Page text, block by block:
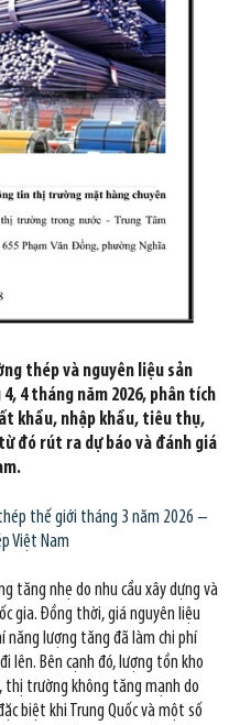
thép và nguyên liệu sản
4 tháng năm 2026, phân tích
khẩu, nhập khẩu, tiêu thụ,
đó rút ra dự báo và đánh giá
thế giới tháng 3 năm 2026 –
Việt Nam
tăng nhẹ do nhu cầu xây dựng và
gia. Đồng thời, giá nguyên liệu
năng lượng tăng đã làm chi phí
lên. Bên cạnh đó, lượng tồn kho
thị trường không tăng mạnh do
biệt khi Trung Quốc và một số